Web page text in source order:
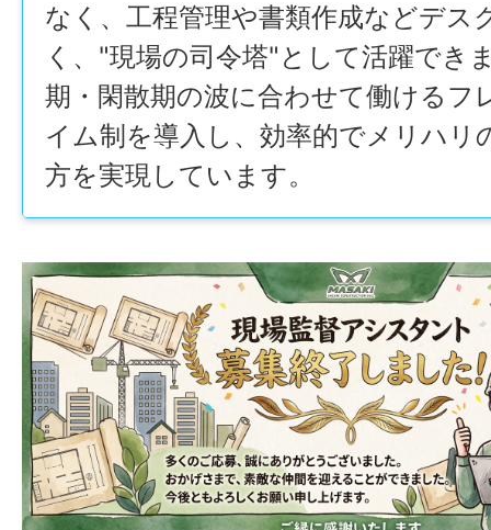
なく、工程管理や書類作成などデス
く、"現場の司令塔"として活躍でき
期・閑散期の波に合わせて働けるフ
イム制を導入し、効率的でメリハリ
方を実現しています。